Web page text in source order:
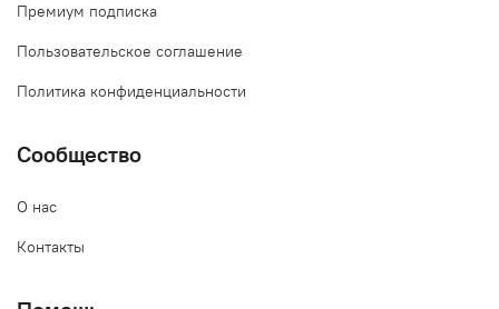
Премиум подписка
Пользовательское соглашение
Политика конфиденциальности
Сообщество
О нас
Контакты